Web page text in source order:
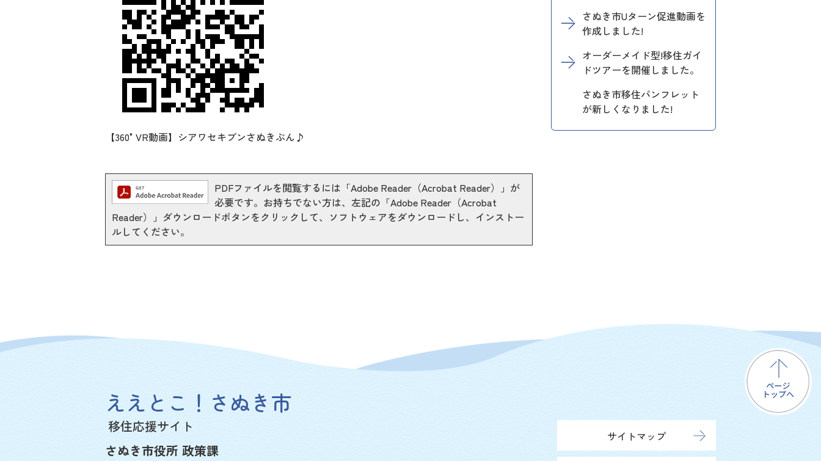
【360°VR動画】シアワセキブンさぬきぶん♪
PDFファイルを閲覧するには「Adobe Reader（Acrobat Reader）」が
必要です。お持ちでない方は、左記の「Adobe Reader（Acrobat
Reader）」ダウンロードボタンをクリックして、ソフトウェアをダウンロードし、インストー
ルしてください。
さぬき市Uターン促進動画を
作成しました!
オーダーメイド型!移住ガイ
ドツアーを開催しました。
さぬき市移住パンフレット
が新しくなりました!
ええとこ！さぬき市
移住応援サイト
さぬき市役所 政策課
サイトマップ